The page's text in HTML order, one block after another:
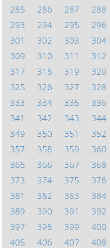
285
286 287 288
293
294 295 296
301
302 303 304
309
310 311 312
317
318 319 320
325
326 327 328
333
334 335 336
341
342 343 344
349
350 351 352
357
358 359 360
365
366 367 368
373
374 375 376
381
382 383 384
389
390 391 392
397
398 399 400
405
406 407 408